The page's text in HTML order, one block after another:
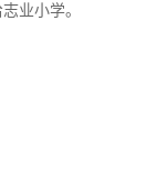
业小学。